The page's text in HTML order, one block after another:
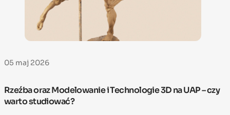
05 maj 2026
Rzeźba oraz Modelowanie i Technologie 3D na UAP – czy
warto studiować?